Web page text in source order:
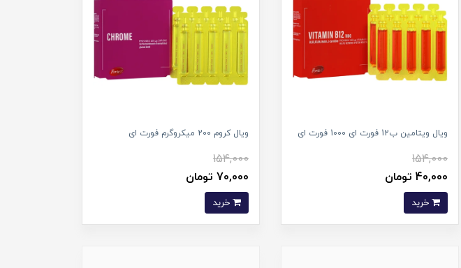
ویال ویتامین ب12 فورت ای 1000 فورت ای
154,000
40,000 تومان
خرید
ویال کروم 200 میکروگرم فورت ای
154,000
70,000 تومان
خرید